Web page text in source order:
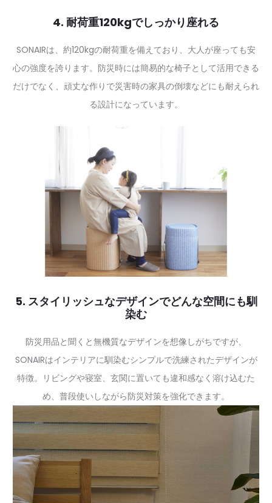
4. 耐荷重120kgでしっかり座れる
SONAIRは、約120kgの耐荷重を備えており、大人が座っても安
心の強度を誇ります。防災時には簡易的な椅子として活用できる
だけでなく、頑丈な作りで災害時の家具の倒壊などにも耐えられ
る設計になっています。
5. スタイリッシュなデザインでどんな空間にも馴
染む
防災用品と聞くと無機質なデザインを想像しがちですが、
SONAIRはインテリアに馴染むシンプルで洗練されたデザインが
特徴。リビングや寝室、玄関に置いても違和感なく溶け込むた
め、普段使いしながら防災対策を強化できます。